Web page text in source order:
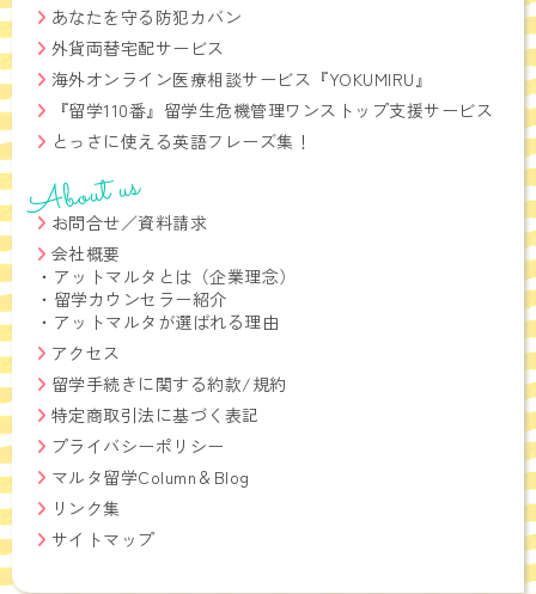
あなたを守る防犯カバン
外貨両替宅配サービス
海外オンライン医療相談サービス『YOKUMIRU』
『留学110番』留学生危機管理ワンストップ支援サービス
とっさに使える英語フレーズ集！
About us
お問合せ／資料請求
会社概要
・ アットマルタとは（企業理念）
・ 留学カウンセラー紹介
・ アットマルタが選ばれる理由
アクセス
留学手続きに関する約款/規約
特定商取引法に基づく表記
プライバシーポリシー
マルタ留学Column＆Blog
リンク集
サイトマップ